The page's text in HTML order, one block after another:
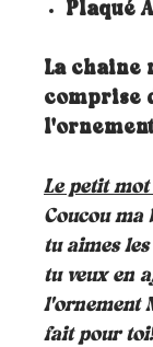
Plaqué
La chaine
comprise
l'ornement
Le petit
Coucou ma
tu aimes
tu veux en
l'ornement
fait pour toi!